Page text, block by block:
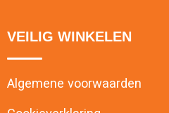
VEILIG WINKELEN
Algemene voorwaarden